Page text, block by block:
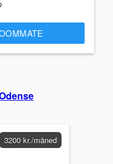
3200 kr./måned